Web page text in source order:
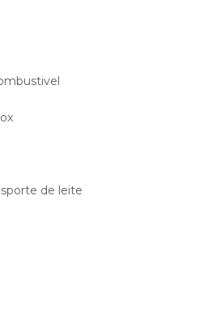
de leite